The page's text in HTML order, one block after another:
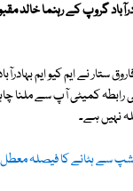
بہادرآباد گروپ کے رہنما
ستار نے ایم کیو ایم
رابطہ کمیٹی آپ سے
نہیں ہے۔
شپ سے ہٹانے کا فیصلہ معطل